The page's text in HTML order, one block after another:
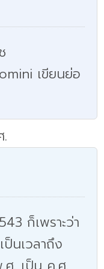
เขียนย่อ
ก็เพราะว่า
นเวลาถึง